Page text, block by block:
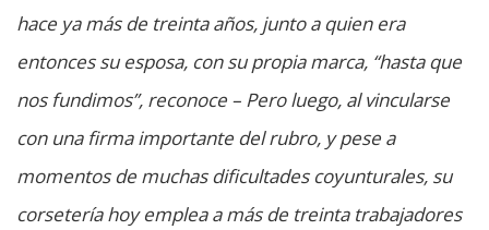
hace ya más de treinta años, junto a quien era
entonces su esposa, con su propia marca, “hasta que
nos fundimos”, reconoce – Pero luego, al vincularse
con una firma importante del rubro, y pese a
momentos de muchas dificultades coyunturales, su
corsetería hoy emplea a más de treinta trabajadores